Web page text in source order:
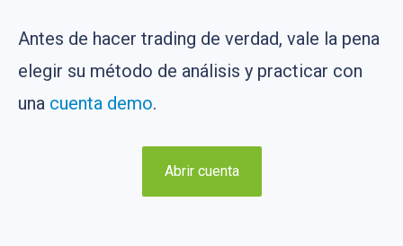
Antes de hacer trading de verdad, vale la pena
elegir su método de análisis y practicar con
una cuenta demo.
Abrir cuenta